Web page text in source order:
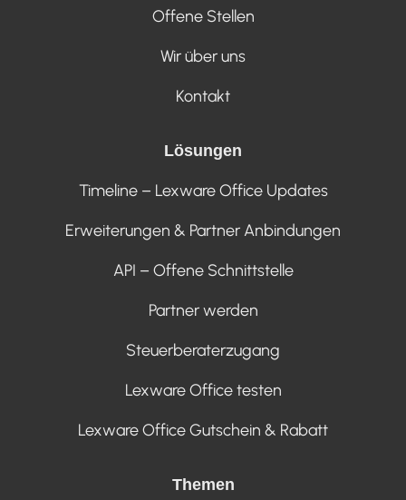
Offene Stellen
Wir über uns
Kontakt
Lösungen
Timeline – Lexware Office Updates
Erweiterungen & Partner Anbindungen
API – Offene Schnittstelle
Partner werden
Steuerberaterzugang
Lexware Office testen
Lexware Office Gutschein & Rabatt
Themen